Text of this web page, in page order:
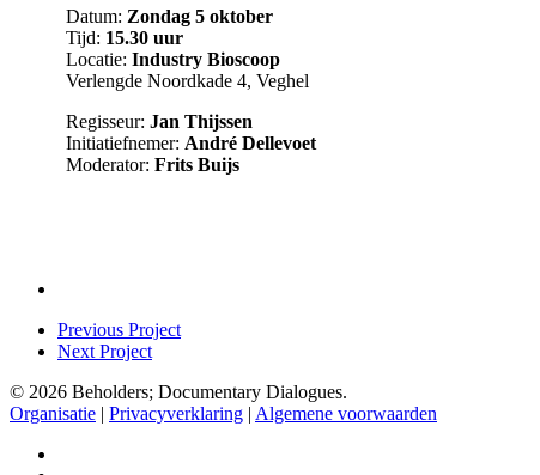
Datum: Zondag 5 oktober
Tijd: 15.30 uur
Locatie: Industry Bioscoop
Verlengde Noordkade 4, Veghel
Regisseur: Jan Thijssen
Initiatiefnemer: André Dellevoet
Moderator: Frits Buijs
Previous Project
Next Project
© 2026 Beholders; Documentary Dialogues.
Organisatie | Privacyverklaring | Algemene voorwaarden